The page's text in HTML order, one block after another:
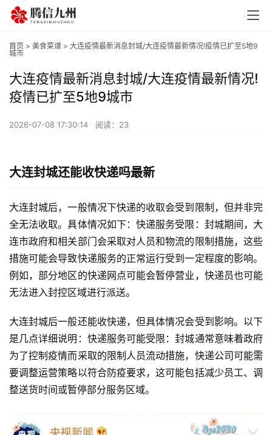
首页 > 美食菜谱 > 大连疫情最新消息封城/大连疫情最新情况!疫情已扩至5地9
城市
大连疫情最新消息封城/大连疫情最新情况!
疫情已扩至5地9城市
2026-07-08 17:30:14 阅读：23
大连封城还能收快递吗最新
大连封城后，一般情况下快递的收取会受到限制，但并非完
全无法收取。具体情况如下：快递服务受限：封城期间，大
连市政府和相关部门会采取对人员和物流的限制措施，这些
措施可能会导致快递服务的正常运行受到一定程度的影响。
例如，部分地区的快递网点可能会暂停营业，快递员也可能
无法进入封控区域进行派送。
大连封城后一般还能收快递，但具体情况会受到影响。以下
是几点详细说明：快递服务可能受限：封城通常意味着政府
为了控制疫情而采取的限制人员流动措施，快递公司可能需
要调整运营策略以符合防疫要求，这可能包括减少员工、调
整送货时间或暂停部分服务区域。